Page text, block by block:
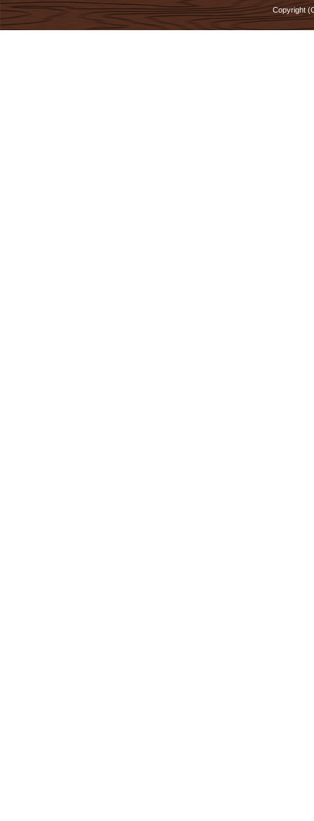
Copyright